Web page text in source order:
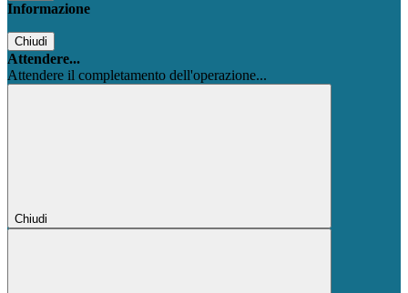
Informazione
Chiudi
Attendere...
Attendere il completamento dell'operazione...
Chiudi